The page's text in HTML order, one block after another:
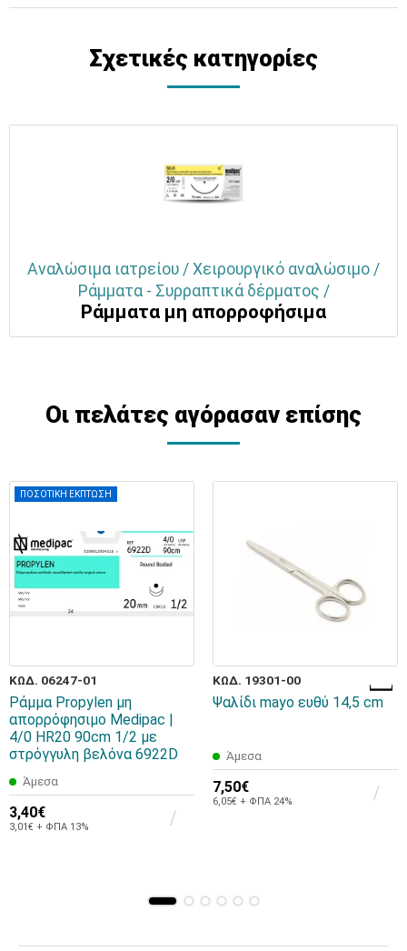
Σχετικές κατηγορίες
Αναλώσιμα ιατρείου / Χειρουργικό αναλώσιμο /
Ράμματα - Συρραπτικά δέρματος /
Ράμματα μη απορροφήσιμα
Οι πελάτες αγόρασαν επίσης
ΠΟΣΟΤΙΚΗ ΕΚΠΤΩΣΗ
ΚΩΔ. 06247-01
Ράμμα Propylen μη
απορρόφησιμο Medipac |
4/0 HR20 90cm 1/2 με
στρόγγυλη βελόνα 6922D
Άμεσα
3,40€
3,01€ + ΦΠΑ 13%
ΚΩΔ. 19301-00
Ψαλίδι mayo ευθύ 14,5 cm
Άμεσα
7,50€
6,05€ + ΦΠΑ 24%